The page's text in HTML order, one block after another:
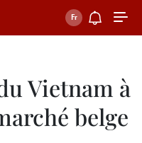
Vietnam à
belge